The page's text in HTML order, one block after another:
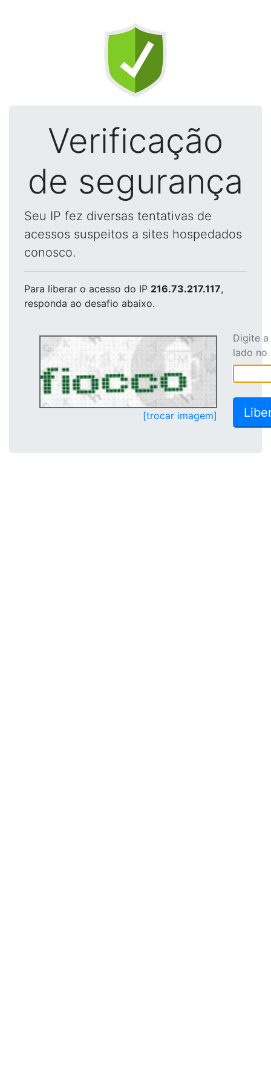
Verificação
de segurança
Seu IP fez diversas tentativas de
acessos suspeitos a sites hospedados
conosco.
Para liberar o acesso do IP 216.73.217.117,
responda ao desafio abaixo.
[trocar imagem]
Digite
lado no